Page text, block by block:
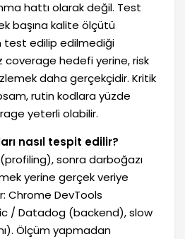
hattı olarak değil. Test
başına kalite ölçütü
test edilip edilmediği
coverage hedefi yerine, risk
daha gerçekçidir. Kritik
rutin kodlara yüzde
yeterli olabilir.
nasıl tespit edilir?
sonra darboğazı
yerine gerçek veriye
Chrome DevTools
/ Datadog (backend), slow
Ölçüm yapmadan